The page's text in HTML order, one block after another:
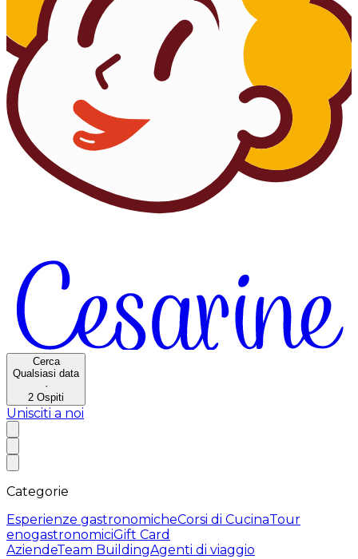
Cerca
Qualsiasi data
·
2 Ospiti
Unisciti a noi
Categorie
Esperienze gastronomicheCorsi di CucinaTour
enogastronomiciGift Card
AziendeTeam BuildingAgenti di viaggio